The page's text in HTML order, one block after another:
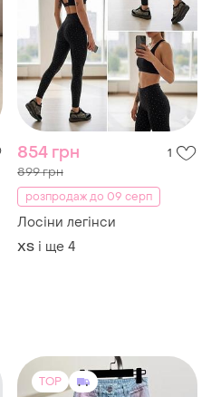
854 грн 1
899 грн
розпродаж до 09 серп
Лосіни легінси
ХS і ще 4
TOP